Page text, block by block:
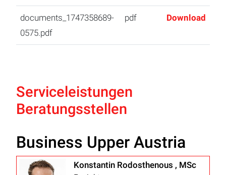
documents_1747358689-
0575.pdf
pdf Download
Serviceleistungen
Beratungsstellen
Business Upper Austria
Konstantin Rodosthenous , MSc